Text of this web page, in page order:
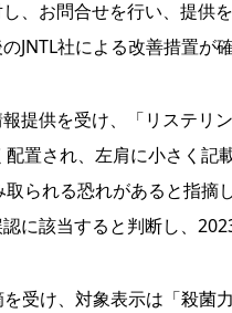
、お問合せを行い、提供
JNTL社による改善措置が
提供を受け、「リステリ
置され、左肩に小さく
られる恐れがあると指摘し
に該当すると判断し、
受け、対象表示は「殺